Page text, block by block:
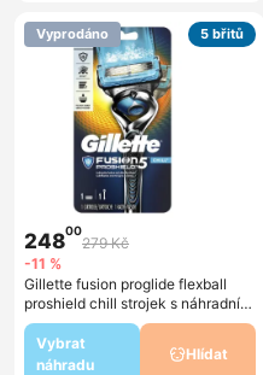
Vyprodáno 5 břitů
24800
279 Kč
-11 %
Gillette fusion proglide flexball
proshield chill strojek s náhradní
hlavice 1ks
Vybrat
náhradu
Hlídat